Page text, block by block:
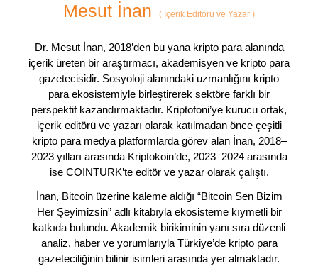
Mesut İnan ( İçerik Editörü ve Yazar )
Dr. Mesut İnan, 2018’den bu yana kripto para alanında
içerik üreten bir araştırmacı, akademisyen ve kripto para
gazetecisidir. Sosyoloji alanındaki uzmanlığını kripto
para ekosistemiyle birleştirerek sektöre farklı bir
perspektif kazandırmaktadır. Kriptofoni’ye kurucu ortak,
içerik editörü ve yazarı olarak katılmadan önce çeşitli
kripto para medya platformlarda görev alan İnan, 2018–
2023 yılları arasında Kriptokoin’de, 2023–2024 arasında
ise COINTURK’te editör ve yazar olarak çalıştı.
İnan, Bitcoin üzerine kaleme aldığı “Bitcoin Sen Bizim
Her Şeyimizsin” adlı kitabıyla ekosisteme kıymetli bir
katkıda bulundu. Akademik birikiminin yanı sıra düzenli
analiz, haber ve yorumlarıyla Türkiye’de kripto para
gazeteciliğinin bilinir isimleri arasında yer almaktadır.